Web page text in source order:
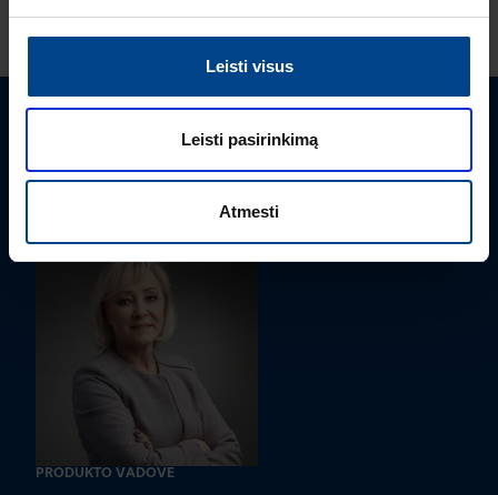
Leisti visus
Leisti pasirinkimą
Atmesti
Turite klausimų? Susisiekite
PRODUKTO VADOVĖ